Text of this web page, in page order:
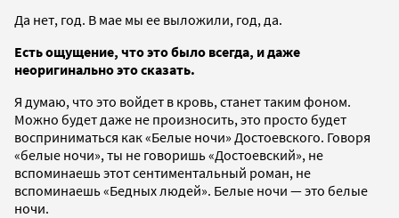
Да нет, год. В мае мы ее выложили, год, да.
Есть ощущение, что это было всегда, и даже
неоригинально это сказать.
Я думаю, что это войдет в кровь, станет таким фоном.
Можно будет даже не произносить, это просто будет
восприниматься как «Белые ночи» Достоевского. Говоря
«белые ночи», ты не говоришь «Достоевский», не
вспоминаешь этот сентиментальный роман, не
вспоминаешь «Бедных людей». Белые ночи — это белые
ночи.